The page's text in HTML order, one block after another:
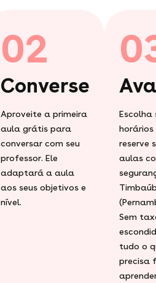
02
Converse
Aproveite a primeira
aula grátis para
conversar com seu
professor. Ele
adaptará a aula
aos seus objetivos e
nível.
Escolha
horários
reserve
aulas
Sem
tudo o
precisa